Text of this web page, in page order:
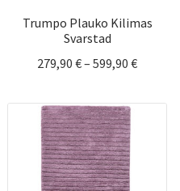
Trumpo Plauko Kilimas
Svarstad
279,90 €– 599,90 €Price
279,90 €